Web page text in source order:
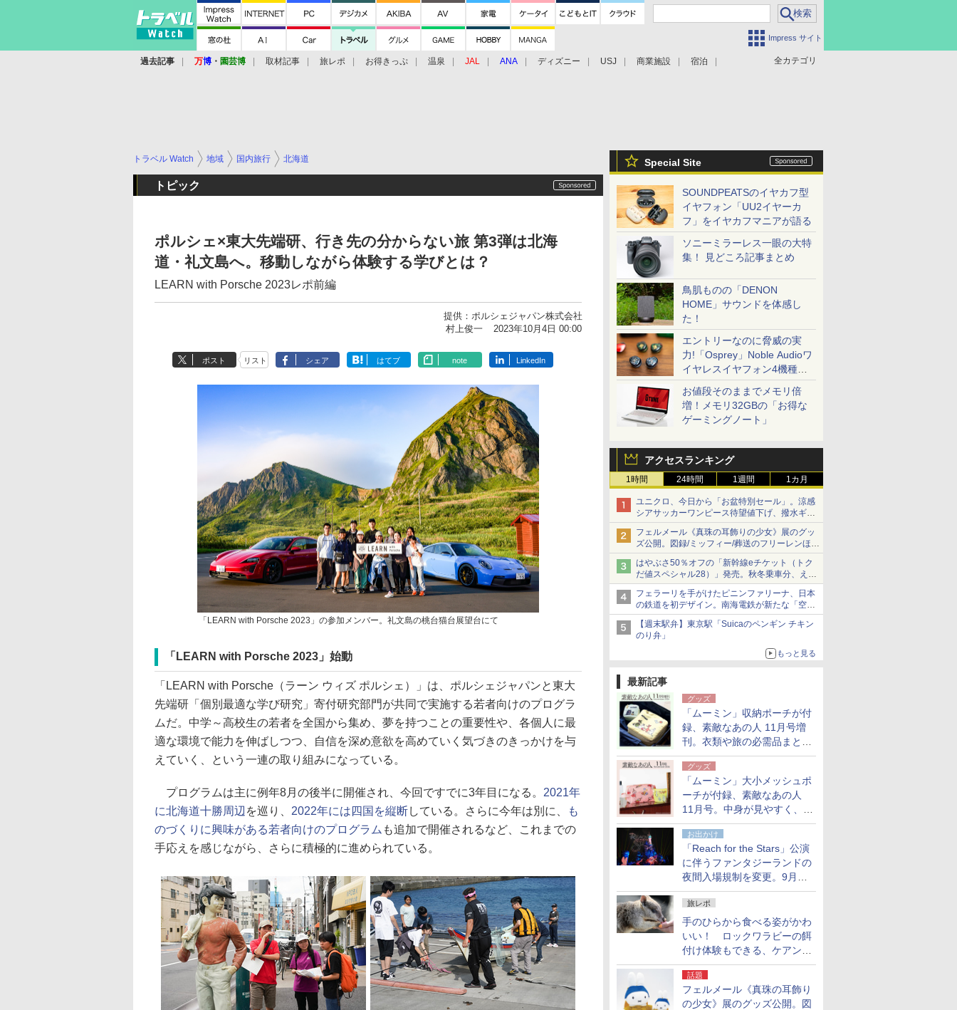
Impress サイト
全カテゴリ
過去記事 万博 ・ 園芸博 取材記事 旅レポ お得きっぷ 温泉 JAL ANA ディズニー USJ 商業施設 宿泊
Special Site
SOUNDPEATSのイヤカフ型
イヤフォン「UU2イヤーカ
フ」をイヤカフマニアが語る
ソニーミラーレス一眼の大特
集！ 見どころ記事まとめ
鳥肌ものの「DENON
HOME」サウンドを体感し
た！
エントリーなのに脅威の実
力!「Osprey」Noble Audioワ
イヤレスイヤフォン4機種を
一気に聴く
お値段そのままでメモリ倍
増！メモリ32GBの「お得な
ゲーミングノート」
アクセスランキング
1時間 24時間 1週間 1カ月
ユニクロ、今日から「お盆特別セール」。涼感
シアサッカーワンピース待望値下げ、撥水ギア
ショーツは1990円に
フェルメール《真珠の耳飾りの少女》展のグッ
ズ公開。図録/ミッフィー/葬送のフリーレンほ
か、注目ブランドコラボが実現
はやぶさ50％オフの「新幹線eチケット（トク
だ値スペシャル28）」発売。秋冬乗車分、えき
ねっと限定
フェラーリを手がけたピニンファリーナ、日本
の鉄道を初デザイン。南海電鉄が新たな「空港
特急」をなにわ筋線へ導入
【週末駅弁】東京駅「Suicaのペンギン チキン
のり弁」
もっと見る
最新記事
グッズ
「ムーミン」収納ポーチが付
録、素敵なあの人 11月号増
刊。衣類や旅の必需品まとま
る大小2個セット
グッズ
「ムーミン」大小メッシュポ
ーチが付録、素敵なあの人
11月号。中身が見やすく、温
泉スパにも使える
お出かけ
「Reach for the Stars」公演
に伴うファンタジーランドの
夜間入場規制を変更。9月か
ら18時50分～20時ごろに
旅レポ
手のひらから食べる姿がかわ
いい！ ロックワラビーの餌
付け体験もできる、ケアンズ
でアサートン高原の日本語ガ
イド付きツアーに参加してみ
た
話題
フェルメール《真珠の耳飾り
の少女》展のグッズ公開。図
トラベル Watch 地域 国内旅行 北海道
トピック
ポルシェ×東大先端研、行き先の分からない旅 第3弾は北海
道・礼文島へ。移動しながら体験する学びとは？
LEARN with Porsche 2023レポ前編
提供： ポルシェジャパン株式会社
村上俊一
2023年10月4日 00:00
ポスト リスト シェア はてブ note LinkedIn
「LEARN with Porsche 2023」の参加メンバー。礼文島の桃台猫台展望台にて
「LEARN with Porsche 2023」始動
「LEARN with Porsche（ラーン ウィズ ポルシェ）」は、ポルシェジャパンと東大
先端研「個別最適な学び研究」寄付研究部門が共同で実施する若者向けのプログラ
ムだ。中学～高校生の若者を全国から集め、夢を持つことの重要性や、各個人に最
適な環境で能力を伸ばしつつ、自信を深め意欲を高めていく気づきのきっかけを与
えていく、という一連の取り組みになっている。
プログラムは主に例年8月の後半に開催され、今回ですでに3年目になる。 2021年
に北海道十勝周辺 を巡り、 2022年には四国を縦断している。さらに今年は別に、
も
のづくりに興味がある若者向けのプログラム も追加で開催されるなど、これまでの
手応えを感じながら、さらに積極的に進められている。